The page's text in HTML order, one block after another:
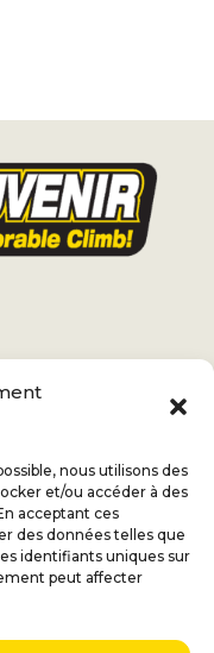
nous utilisons des
et/ou accéder à des
acceptant ces
des données telles que
identifiants uniques sur
peut affecter
684